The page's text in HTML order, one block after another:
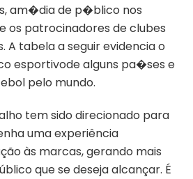
am�dia de p�blico nos
os patrocinadores de clubes
A tabela a seguir evidencia o
esportivode alguns pa�ses e
pelo mundo.
tem sido direcionado para
uma experiência
às marcas, gerando mais
que se deseja alcançar. É